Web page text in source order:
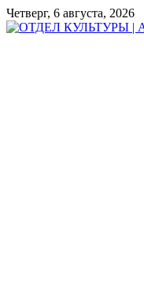
Перейти
к
Четверг, 6 августа, 2026